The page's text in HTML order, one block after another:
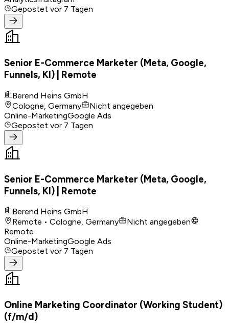
Gepostet vor 7 Tagen
Senior E-Commerce Marketer (Meta, Google,
Funnels, KI) | Remote
Berend Heins GmbH
Cologne, Germany
Nicht angegeben
Online-MarketingGoogle Ads
Gepostet vor 7 Tagen
Senior E-Commerce Marketer (Meta, Google,
Funnels, KI) | Remote
Berend Heins GmbH
Remote • Cologne, Germany
Nicht angegeben
Remote
Online-MarketingGoogle Ads
Gepostet vor 7 Tagen
Online Marketing Coordinator (Working Student)
(f/m/d)